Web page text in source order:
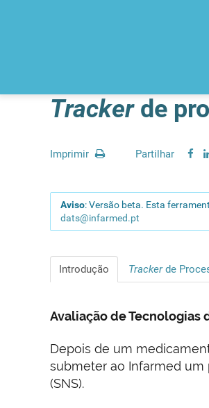
Trackerde
Imprimir Partilhar
Aviso: Versão beta. Esta
dats@infarmed.pt
Introdução Trackerde
Avaliação de Tecnologias
Depois de um
submeter ao Infarmed
(SNS).